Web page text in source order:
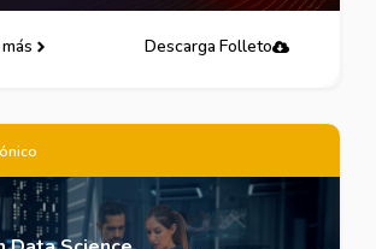
Descarga Folleto